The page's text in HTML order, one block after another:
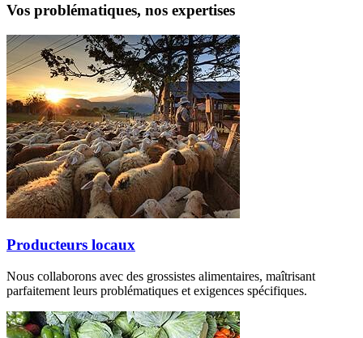
Vos problématiques, nos expertises
Producteurs locaux
Nous collaborons avec des grossistes alimentaires, maîtrisant
parfaitement leurs problématiques et exigences spécifiques.